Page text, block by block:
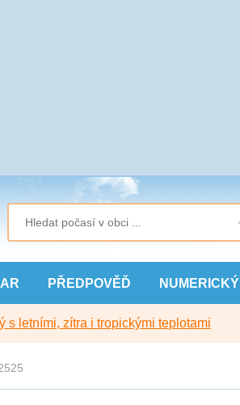
PŘEDPOVĚĎ NUMERICKÝ
s letními, zítra i tropickými teplotami